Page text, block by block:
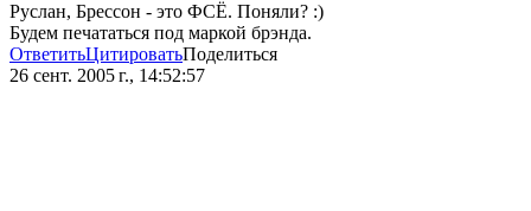
Руслан, Брессон - это ФСЁ. Поняли? :)
Будем печататься под маркой брэнда.
ОтветитьЦитироватьПоделиться
26 сент. 2005 г., 14:52:57